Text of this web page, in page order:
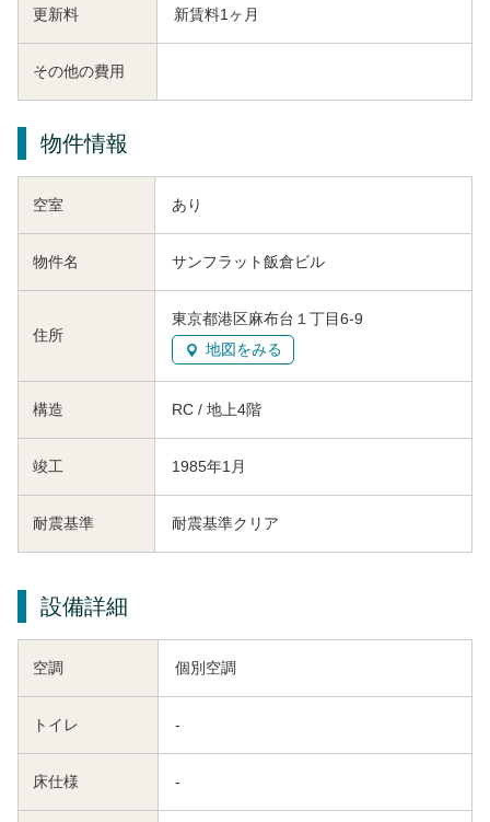
更新料 新賃料1ヶ月
その他の費用
物件情報
空室 あり
物件名 サンフラット飯倉ビル
住所
東京都港区麻布台１丁目6-9
地図をみる
構造 RC / 地上4階
竣工 1985年1月
耐震基準 耐震基準クリア
設備詳細
空調 個別空調
トイレ -
床仕様 -